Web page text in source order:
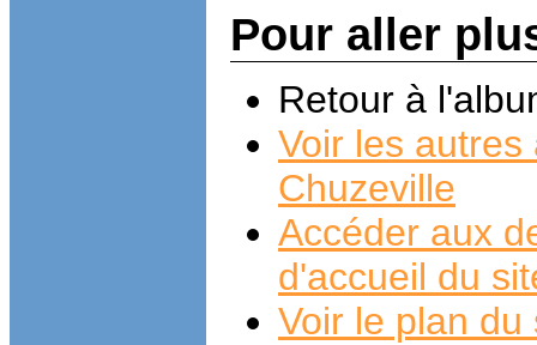
Pour aller
Retour à
Voir les
Chuzeville
Accéder aux
d'accueil du
Voir le plan du